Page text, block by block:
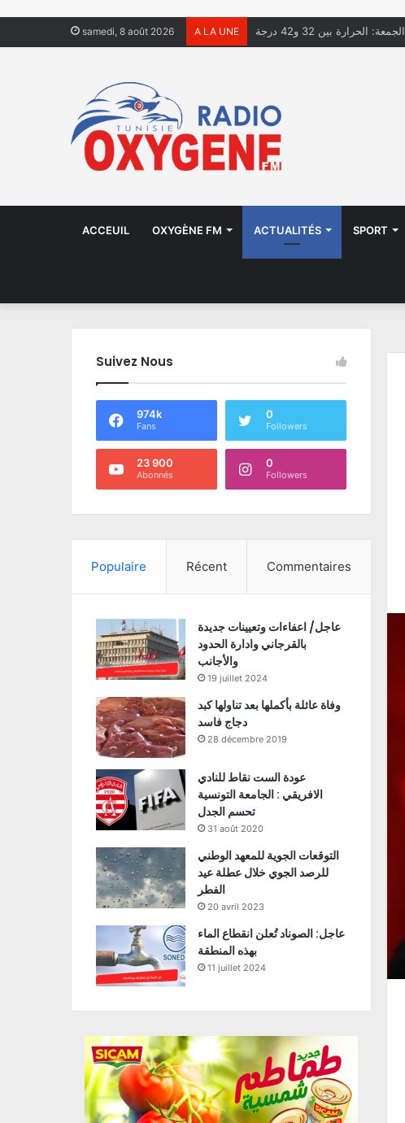
samedi, 8 août 2026 A LA UNE الجمعة: الحرارة بين 32 و42 درجة
ACCEUIL OXYGÈNE FM ACTUALITÉS SPORT
Suivez Nous
974k
Fans
0
Followers
23 900
Abonnés
0
Followers
Populaire Récent Commentaires
عاجل/ اعفاءات وتعيينات جديدة
بالقرجاني وادارة الحدود
والأجانب
19 juillet 2024
وفاة عائلة بأكملها بعد تناولها كبد
دجاج فاسد
28 décembre 2019
عودة الست نقاط للنادي
الافريقي : الجامعة التونسية
تحسم الجدل
31 août 2020
التوقعات الجوية للمعهد الوطني
للرصد الجوي خلال عطلة عيد
الفطر
20 avril 2023
عاجل: الصوناد تُعلن انقطاع الماء
بهذه المنطقة
11 juillet 2024